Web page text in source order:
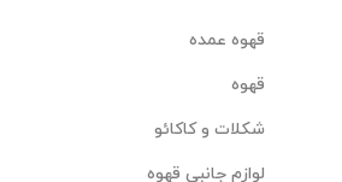
قهوه عمده
قهوه
شکلات و کاکائو
لوازم جانبی قهوه